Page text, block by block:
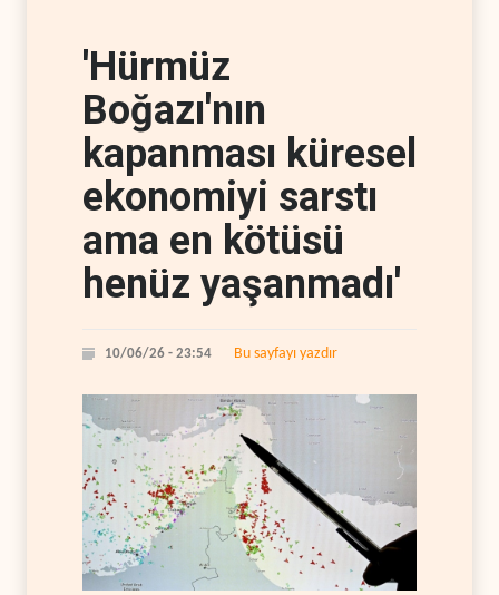
'Hürmüz
Boğazı'nın
kapanması küresel
ekonomiyi sarstı
ama en kötüsü
henüz yaşanmadı'
10/06/26 - 23:54 Bu sayfayı yazdır